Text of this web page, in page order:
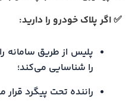
✅ اگر پلاک خودرو را دارید:
پلیس از طریق سامانه
را شناسایی می‌کند؛
راننده تحت پیگرد قرار